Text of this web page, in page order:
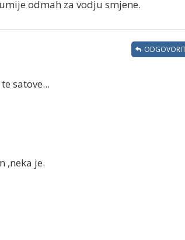
odmah za vodju smjene.
satove...
,neka je.